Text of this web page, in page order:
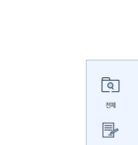
전체